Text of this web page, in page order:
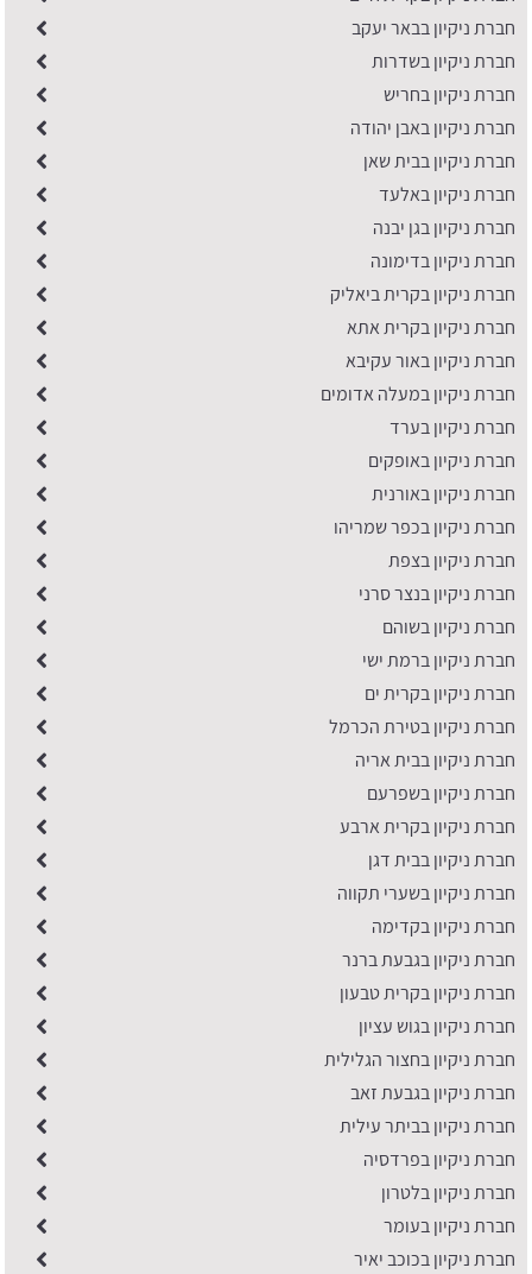
חברת ניקיון בבאר יעקב
חברת ניקיון בשדרות
חברת ניקיון בחריש
חברת ניקיון באבן יהודה
חברת ניקיון בבית שאן
חברת ניקיון באלעד
חברת ניקיון בגן יבנה
חברת ניקיון בדימונה
חברת ניקיון בקרית ביאליק
חברת ניקיון בקרית אתא
חברת ניקיון באור עקיבא
חברת ניקיון במעלה אדומים
חברת ניקיון בערד
חברת ניקיון באופקים
חברת ניקיון באורנית
חברת ניקיון בכפר שמריהו
חברת ניקיון בצפת
חברת ניקיון בנצר סרני
חברת ניקיון בשוהם
חברת ניקיון ברמת ישי
חברת ניקיון בקרית ים
חברת ניקיון בטירת הכרמל
חברת ניקיון בבית אריה
חברת ניקיון בשפרעם
חברת ניקיון בקרית ארבע
חברת ניקיון בבית דגן
חברת ניקיון בשערי תקווה
חברת ניקיון בקדימה
חברת ניקיון בגבעת ברנר
חברת ניקיון בקרית טבעון
חברת ניקיון בגוש עציון
חברת ניקיון בחצור הגלילית
חברת ניקיון בגבעת זאב
חברת ניקיון בביתר עילית
חברת ניקיון בפרדסיה
חברת ניקיון בלטרון
חברת ניקיון בעומר
חברת ניקיון בכוכב יאיר